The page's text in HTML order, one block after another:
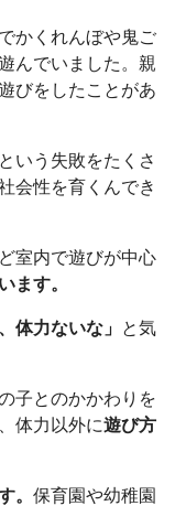
かくれんぼや鬼ご
んでいました。親
びをしたことがあ
いう失敗をたくさ
会性を育くんでき
室内で遊びが中心
ます。
体力ないな」 と気
子とのかかわりを
体力以外に遊び方
。 保育園や幼稚園